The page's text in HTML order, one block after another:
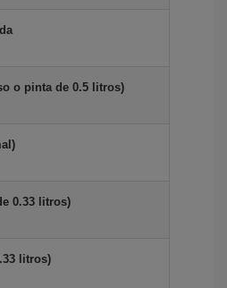
o pinta de 0.5 litros)
0.33 litros)
litros)